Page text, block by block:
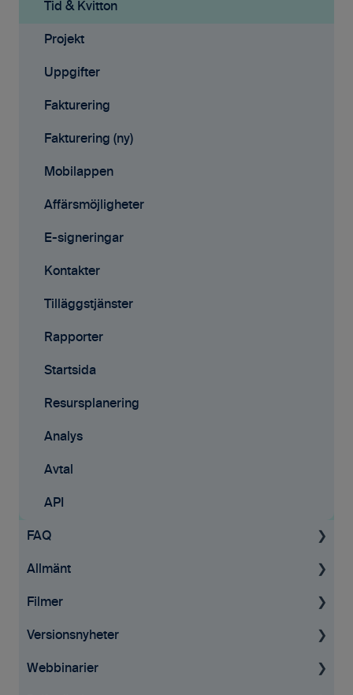
Projekt
Fakturering (ny)
Kontakter
Avtal
Affärsmöjligheter
Rapporter
Samarbete
Mobilappen
Tid & Kvitton
Projekt
Uppgifter
Fakturering
Fakturering (ny)
Mobilappen
Affärsmöjligheter
E-signeringar
Kontakter
Tilläggstjänster
Rapporter
Startsida
Resursplanering
Analys
Avtal
API
FAQ
Projekt
Fakturering
Tid & kvitton
Övrigt
Allmänt
Allmän information
GDPR
Filmer
Tid & Kvitton
Affärsmöjligheter
Versionsnyheter
Desktop
Webbinarier